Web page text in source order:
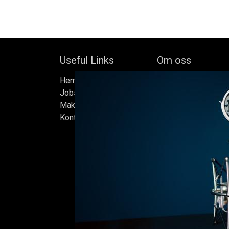
Useful Links
Hem
Jobs
Make Good
Kontakta oss
Om oss
oberoende
av Bock Brewery,
Efter nästan trettio
bryggde vi den
iskällare som
Ölen bryggs i små
sats måste
standarder vi
endast det bästa är